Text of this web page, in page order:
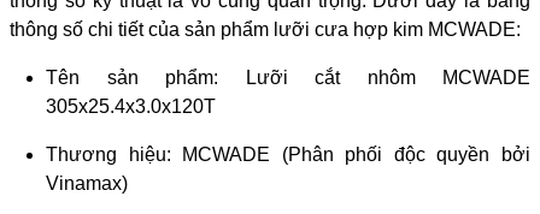
thông số chi tiết của sản phẩm lưỡi cưa hợp kim MCWADE:
Tên sản phẩm: Lưỡi cắt nhôm MCWADE
305x25.4x3.0x120T
Thương hiệu: MCWADE (Phân phối độc quyền bởi
Vinamax)